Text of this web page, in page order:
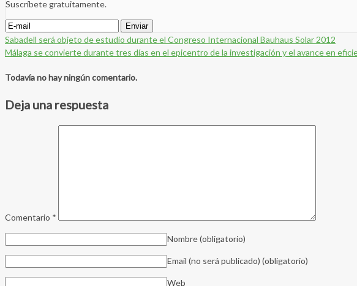
Suscríbete gratuitamente.
Sabadell será objeto de estudio durante el Congreso Internacional Bauhaus Solar 2012
Málaga se convierte durante tres días en el epicentro de la investigación y el avance en
Todavía no hay ningún comentario.
Deja una respuesta
Comentario *
Nombre(obligatorio)
Email (no será publicado) (obligatorio)
Web